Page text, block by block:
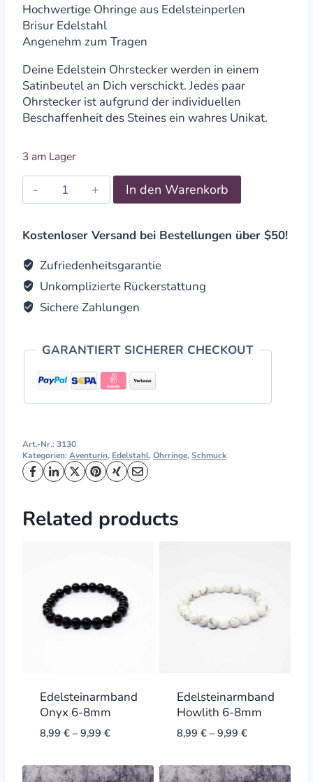
Hochwertige Ohringe aus Edelsteinperlen
Brisur Edelstahl
Angenehm zum Tragen
Deine Edelstein Ohrstecker werden in einem
Satinbeutel an Dich verschickt. Jedes paar
Ohrstecker ist aufgrund der individuellen
Beschaffenheit des Steines ein wahres Unikat.
3 am Lager
Edelstein
Ohrringe
Aventurin
In den Warenkorb
Kostenloser Versand bei Bestellungen über $50!
Zufriedenheitsgarantie
Unkomplizierte Rückerstattung
Sichere Zahlungen
GARANTIERT SICHERER CHECKOUT
Art.-Nr.:3130
Kategorien:Aventurin, Edelstahl,Ohrringe,Schmuck
Related products
Edelsteinarmband
Onyx 6-8mm
8,99 €–9,99 €
Edelsteinarmband
Howlith 6-8mm
8,99 €–9,99 €